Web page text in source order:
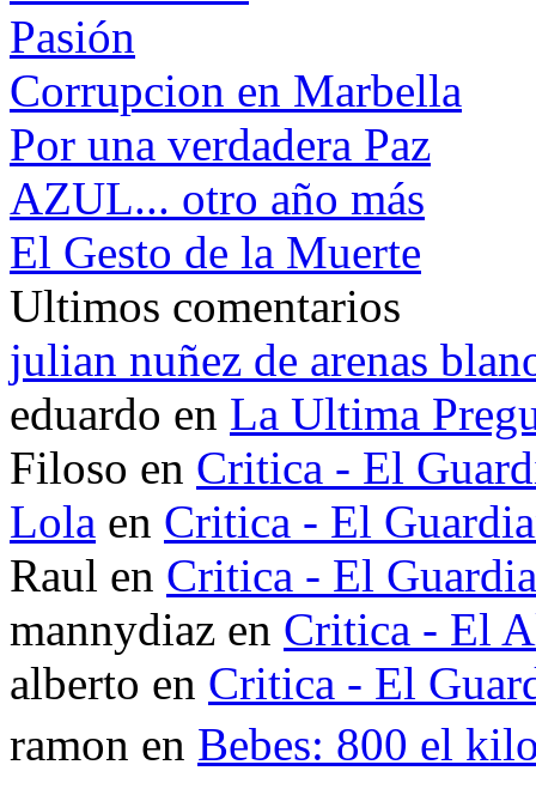
Pasión
Corrupcion en Marbella
Por una verdadera Paz
AZUL... otro año más
El Gesto de la Muerte
Ultimos comentarios
julian nuñez de arenas
eduardo en La Ultima
Filoso en Critica - El
Lola en Critica - El
Raul en Critica - El
mannydiaz en Critica - El
alberto en Critica - El
ramon en Bebes: 800 el